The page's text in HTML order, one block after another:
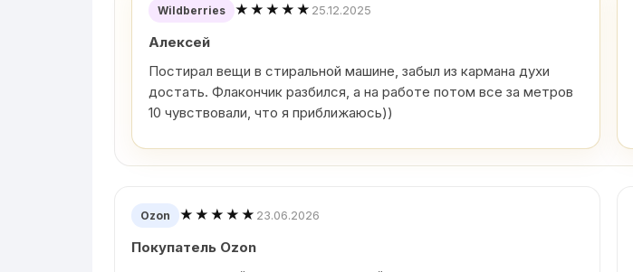
Wildberries ★★★★★ 25.12.2025
Алексей
Постирал вещи в стиральной машине, забыл из кармана духи
достать. Флакончик разбился, а на работе потом все за метров
10 чувствовали, что я приближаюсь))
Ozon ★★★★★ 23.06.2026
Покупатель Ozon